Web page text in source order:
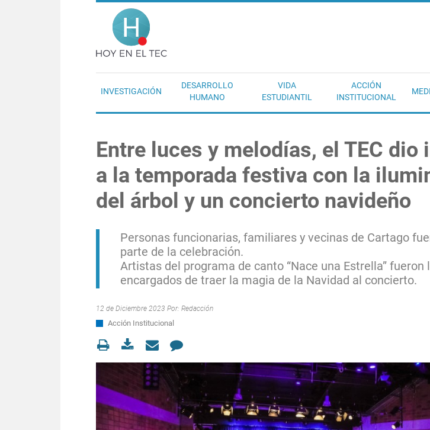
Pasar al contenido principal
INVESTIGACIÓN
DESARROLLO
HUMANO
VIDA
ESTUDIANTIL
ACCIÓN
INSTITUCIONAL
Entre luces y melodías, el TEC dio
a la temporada festiva con la
del árbol y un concierto navideño
Personas funcionarias, familiares y vecinas de Cartago
parte de la celebración.
Artistas del programa de canto “Nace una Estrella” fueron
encargados de traer la magia de la Navidad al concierto.
12 de Diciembre 2023 Por: Redacción
Acción Institucional